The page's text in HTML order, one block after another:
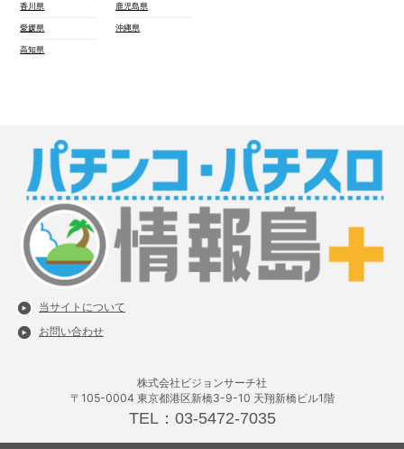
香川県
愛媛県
高知県
鹿児島県
沖縄県
当サイトについて
お問い合わせ
株式会社ビジョンサーチ社
〒105-0004 東京都港区新橋3-9-10 天翔新橋ビル1階
TEL：03-5472-7035